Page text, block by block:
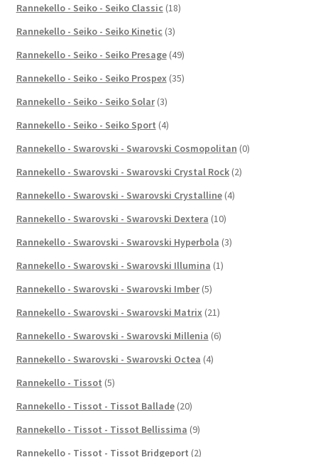
Rannekello - Seiko - Seiko Classic (18)
Rannekello - Seiko - Seiko Kinetic (3)
Rannekello - Seiko - Seiko Presage (49)
Rannekello - Seiko - Seiko Prospex (35)
Rannekello - Seiko - Seiko Solar (3)
Rannekello - Seiko - Seiko Sport (4)
Rannekello - Swarovski - Swarovski Cosmopolitan (0)
Rannekello - Swarovski - Swarovski Crystal Rock (2)
Rannekello - Swarovski - Swarovski Crystalline (4)
Rannekello - Swarovski - Swarovski Dextera (10)
Rannekello - Swarovski - Swarovski Hyperbola (3)
Rannekello - Swarovski - Swarovski Illumina (1)
Rannekello - Swarovski - Swarovski Imber (5)
Rannekello - Swarovski - Swarovski Matrix (21)
Rannekello - Swarovski - Swarovski Millenia (6)
Rannekello - Swarovski - Swarovski Octea (4)
Rannekello - Tissot (5)
Rannekello - Tissot - Tissot Ballade (20)
Rannekello - Tissot - Tissot Bellissima (9)
Rannekello - Tissot - Tissot Bridgeport (2)